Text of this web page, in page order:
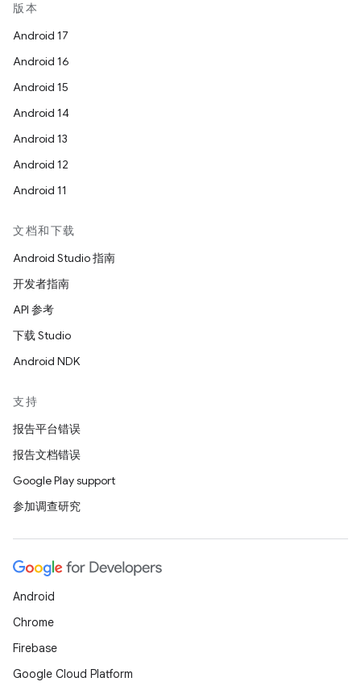
版本
Android 17
Android 16
Android 15
Android 14
Android 13
Android 12
Android 11
文档和下载
Android Studio 指南
开发者指南
API 参考
下载 Studio
Android NDK
支持
报告平台错误
报告文档错误
Google Play support
参加调查研究
Android
Chrome
Firebase
Google Cloud Platform